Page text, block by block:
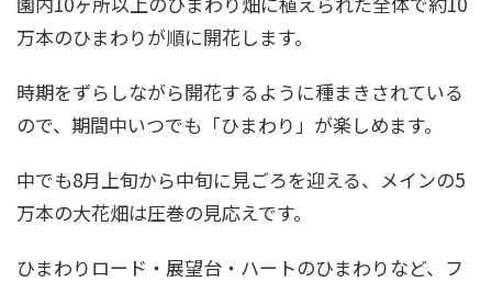
万本のひまわりが順に開花します。
時期をずらしながら開花するように種まきされている
ので、期間中いつでも「ひまわり」が楽しめます。
中でも8月上旬から中旬に見ごろを迎える、メインの5
万本の大花畑は圧巻の見応えです。
ひまわりロード・展望台・ハートのひまわりなど、フ